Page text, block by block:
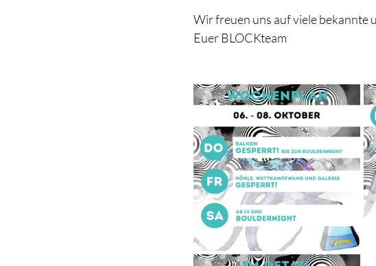
Wir freuen uns auf viele bekannte
Euer BLOCKteam